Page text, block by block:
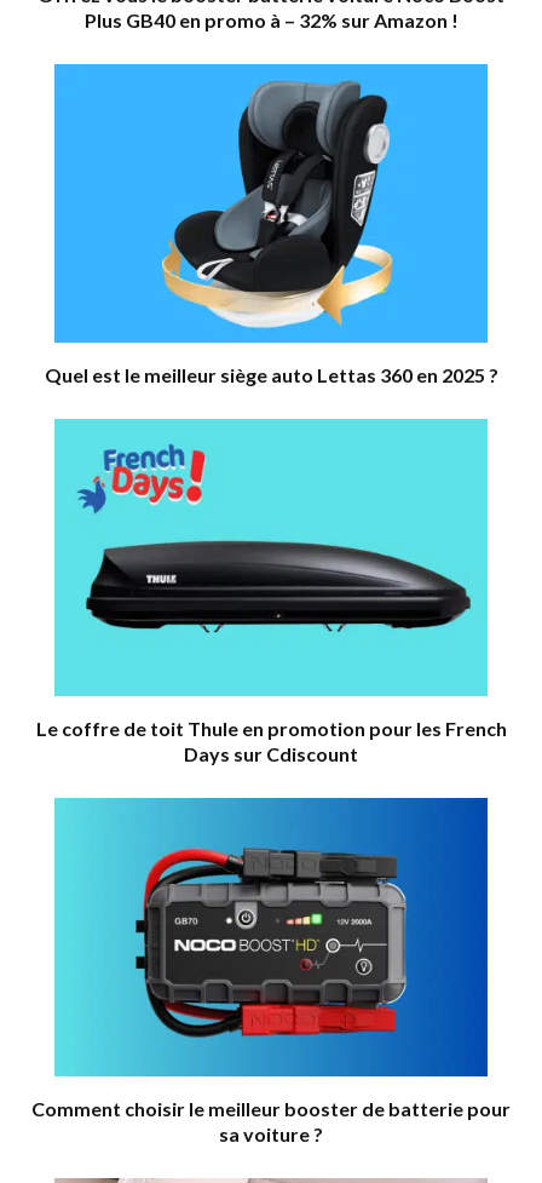
Plus GB40 en promo à – 32% sur Amazon !
Quel est le meilleur siège auto Lettas 360 en 2025 ?
Le coffre de toit Thule en promotion pour les French
Days sur Cdiscount
Comment choisir le meilleur booster de batterie pour
sa voiture ?